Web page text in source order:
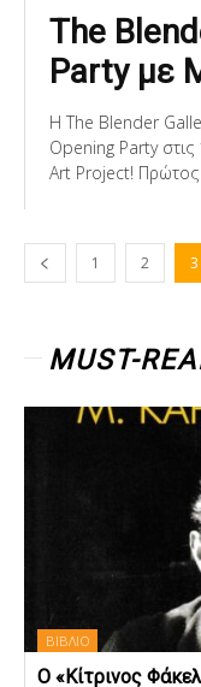
The
Party με
H The Blender
Opening Party
Art Project! Πρώτος
1 2 3
MUST-
ΒΙΒΛΙΟ
Ο «Κίτρινος